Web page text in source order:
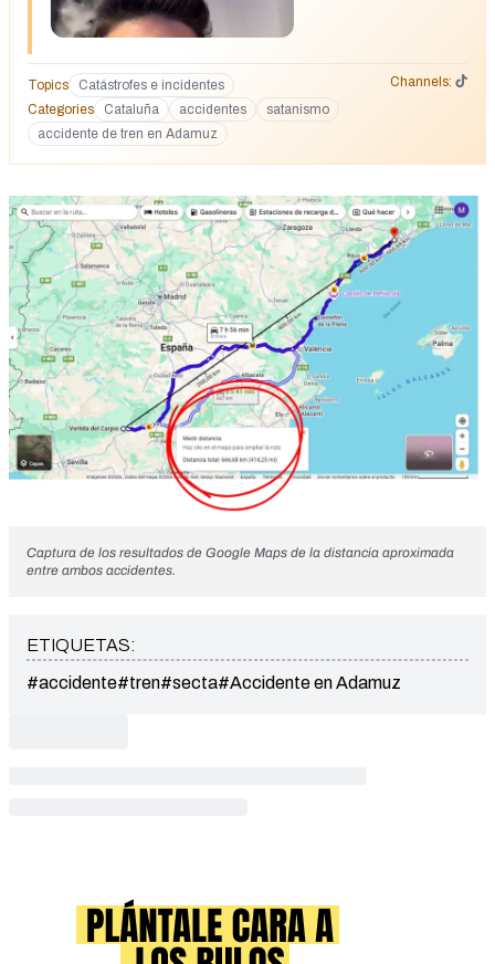
Topics Catástrofes e incidentes
Channels:
Categories
Cataluña accidentes
satanismo
accidente de tren en Adamuz
Captura de los resultados de Google Maps de la distancia aproximada
entre ambos accidentes.
ETIQUETAS:
#accidente#tren#secta#Accidente en Adamuz